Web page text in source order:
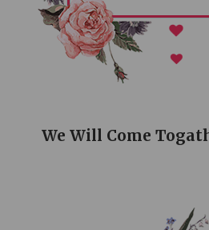
We Will Come